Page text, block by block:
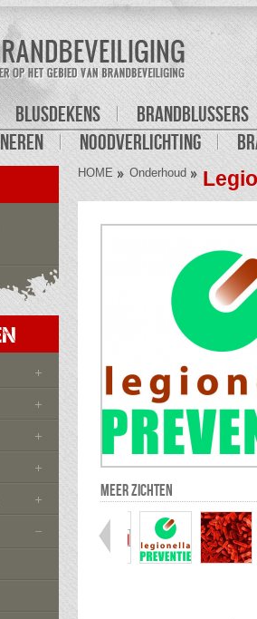
BLUSDEKENS
BRANDBLUSSERS
NOODVERLICHTING
HOME Onderhoud
MEER ZICHTEN